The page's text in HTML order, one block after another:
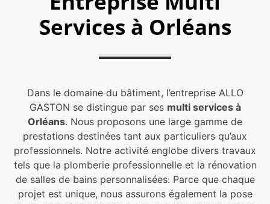
Services à Orléans
Dans le domaine du bâtiment, l’entreprise ALLO
GASTON se distingue par ses multi services à
Orléans. Nous proposons une large gamme de
prestations destinées tant aux particuliers qu’aux
professionnels. Notre activité englobe divers travaux
tels que la plomberie professionnelle et la rénovation
de salles de bains personnalisées. Parce que chaque
projet est unique, nous assurons également la pose